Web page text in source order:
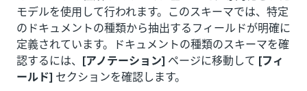
モデルを使用して行われます。このスキーマでは、特定
のドキュメントの種類から抽出するフィールドが明確に
定義されています。ドキュメントの種類のスキーマを確
認するには、 [アノテーション] ページに移動して [フィ
ールド] セクションを確認します。